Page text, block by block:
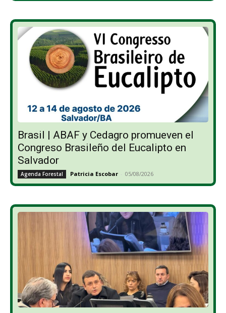
Brasil | ABAF y Cedagro promueven el
Congreso Brasileño del Eucalipto en
Salvador
Agenda Forestal Patricia Escobar - 05/08/2026